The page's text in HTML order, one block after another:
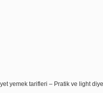
yemek tarifleri – Pratik ve light